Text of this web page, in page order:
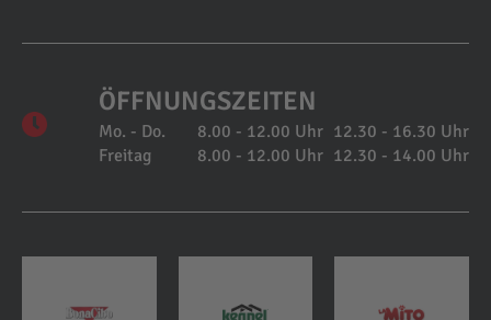
ÖFFNUNGSZEITEN
Mo. - Do. 8.00 - 12.00 Uhr 12.30 - 16.30 Uhr
Freitag
8.00 - 12.00 Uhr 12.30 - 14.00 Uhr